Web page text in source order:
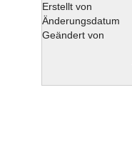
Erstellt von
Änderungsdatum
Geändert von